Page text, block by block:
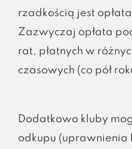
rzadkością jest
Zazwyczaj opłata
rat, płatnych w
czasowych (co pół
Dodatkowo kluby
odkupu (uprawnienia